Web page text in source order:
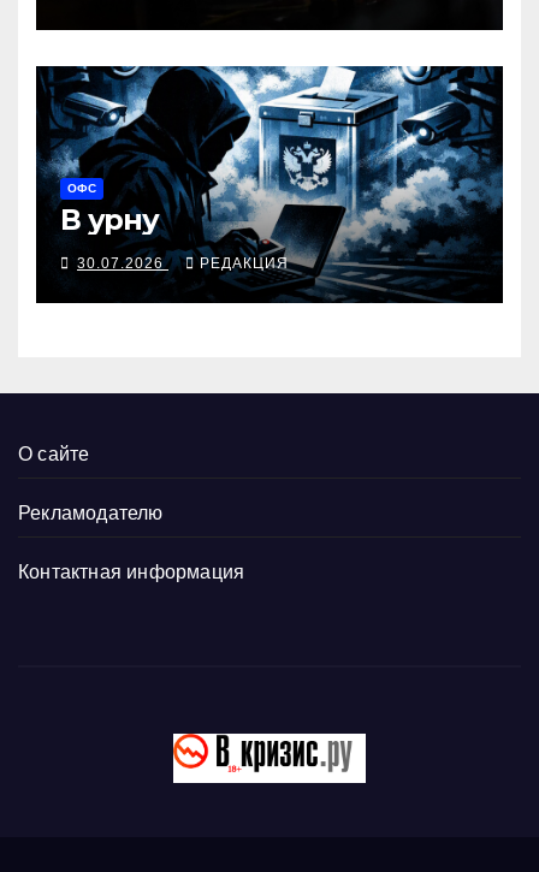
ОФС
В урну
30.07.2026 РЕДАКЦИЯ
О сайте
Рекламодателю
Контактная информация